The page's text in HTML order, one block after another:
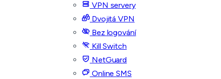
VPN servery
Dvojitá VPN
Bez logování
Kill Switch
NetGuard
Online SMS